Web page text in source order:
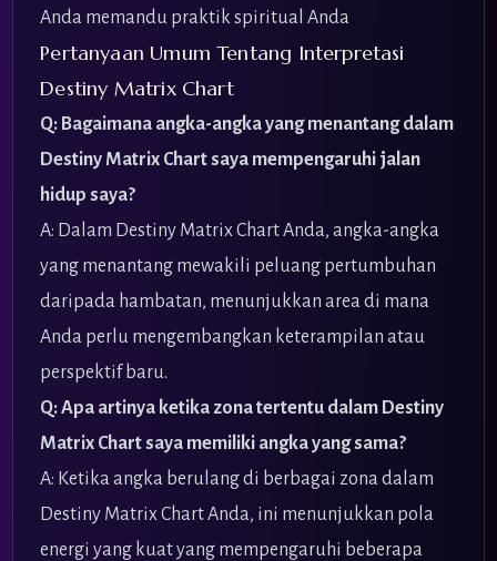
Anda memandu praktik spiritual Anda
Pertanyaan Umum Tentang Interpretasi
Destiny Matrix Chart
Q: Bagaimana angka-angka yang menantang dalam
Destiny Matrix Chart saya mempengaruhi jalan
hidup saya?
A: Dalam Destiny Matrix Chart Anda, angka-angka
yang menantang mewakili peluang pertumbuhan
daripada hambatan, menunjukkan area di mana
Anda perlu mengembangkan keterampilan atau
perspektif baru.
Q: Apa artinya ketika zona tertentu dalam Destiny
Matrix Chart saya memiliki angka yang sama?
A: Ketika angka berulang di berbagai zona dalam
Destiny Matrix Chart Anda, ini menunjukkan pola
energi yang kuat yang mempengaruhi beberapa